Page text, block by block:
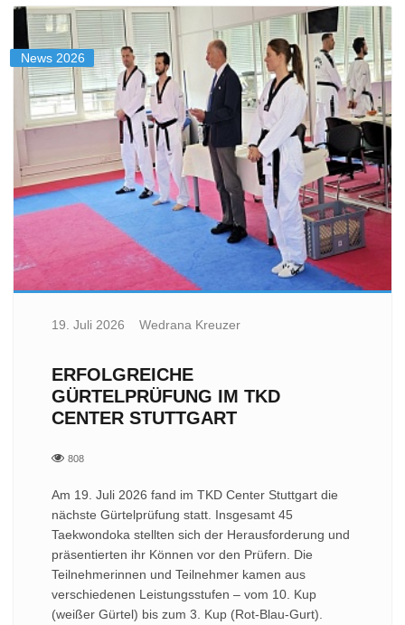
News 2026
19. Juli 2026 Wedrana Kreuzer
ERFOLGREICHE
GÜRTELPRÜFUNG IM TKD
CENTER STUTTGART
808
Am 19. Juli 2026 fand im TKD Center Stuttgart die
nächste Gürtelprüfung statt. Insgesamt 45
Taekwondoka stellten sich der Herausforderung und
präsentierten ihr Können vor den Prüfern. Die
Teilnehmerinnen und Teilnehmer kamen aus
verschiedenen Leistungsstufen – vom 10. Kup
(weißer Gürtel) bis zum 3. Kup (Rot-Blau-Gurt).